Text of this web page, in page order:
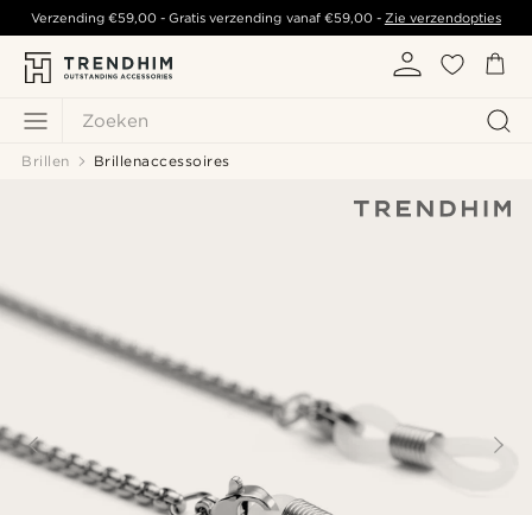
Zoeken
Verzending€59,00 - Gratis verzending vanaf €59,00- Zie verzendopties
Brillen Brillenaccessoires